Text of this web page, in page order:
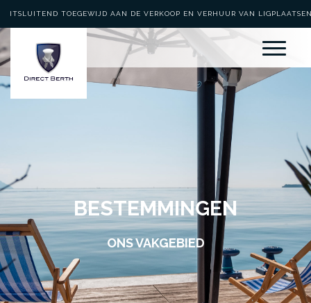
UITSLUITEND TOEGEWIJD AAN DE VERKOOP EN VERHUUR VAN
BESTEMMINGEN
ONS VAKGEBIED